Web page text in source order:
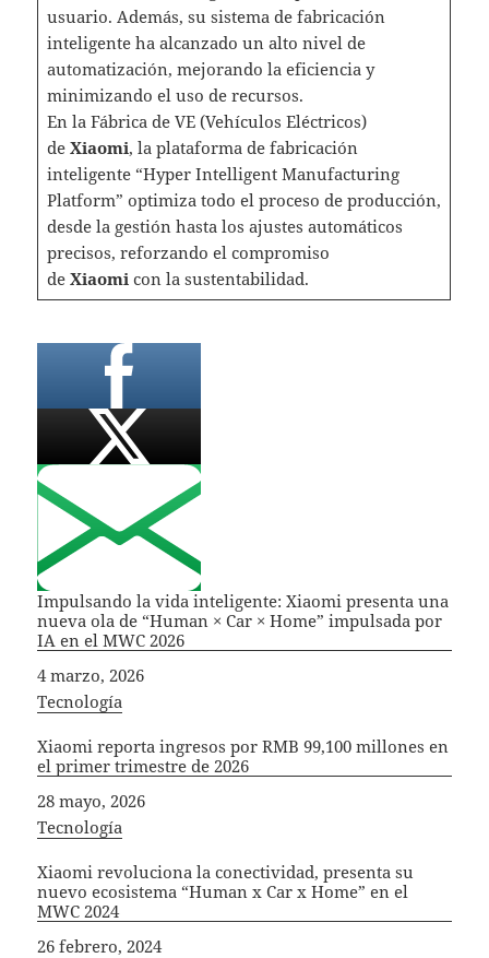
usuario. Además, su sistema de fabricación
inteligente ha alcanzado un alto nivel de
automatización, mejorando la eficiencia y
minimizando el uso de recursos.
En la Fábrica de VE (Vehículos Eléctricos)
de Xiaomi, la plataforma de fabricación
inteligente “Hyper Intelligent Manufacturing
Platform” optimiza todo el proceso de producción,
desde la gestión hasta los ajustes automáticos
precisos, reforzando el compromiso
de Xiaomi con la sustentabilidad.
Impulsando la vida inteligente: Xiaomi presenta una
nueva ola de “Human × Car × Home” impulsada por
IA en el MWC 2026
Fecha
4 marzo, 2026
In relation to
Tecnología
Xiaomi reporta ingresos por RMB 99,100 millones en
el primer trimestre de 2026
Fecha
28 mayo, 2026
In relation to
Tecnología
Xiaomi revoluciona la conectividad, presenta su
nuevo ecosistema “Human x Car x Home” en el
MWC 2024
Fecha
26 febrero, 2024